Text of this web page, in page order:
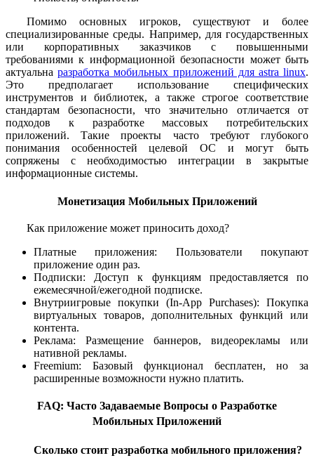
Помимо основных игроков, существуют и более
специализированные среды. Например, для государственных
или корпоративных заказчиков с повышенными
требованиями к информационной безопасности может быть
актуальнаразработка мобильных приложений для astra linux.
Это предполагает использование специфических
инструментов и библиотек, а также строгое соответствие
стандартам безопасности, что значительно отличается от
подходов к разработке массовых потребительских
приложений. Такие проекты часто требуют глубокого
понимания особенностей целевой ОС и могут быть
сопряжены с необходимостью интеграции в закрытые
информационные системы.
Монетизация Мобильных Приложений
Как приложение может приносить доход?
Платные приложения: Пользователи покупают
приложение один раз.
Подписки: Доступ к функциям предоставляется по
ежемесячной/ежегодной подписке.
Внутриигровые покупки (In-App Purchases): Покупка
виртуальных товаров, дополнительных функций или
контента.
Реклама: Размещение баннеров, видеорекламы или
нативной рекламы.
Freemium: Базовый функционал бесплатен, но за
расширенные возможности нужно платить.
FAQ: Часто Задаваемые Вопросы о Разработке
Мобильных Приложений
Сколько стоит разработка мобильного приложения?